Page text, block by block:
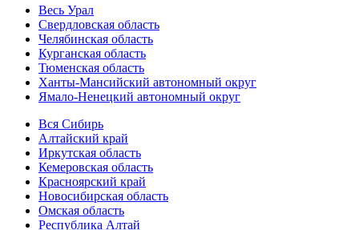
Весь Урал
Свердловская область
Челябинская область
Курганская область
Тюменская область
Ханты-Мансийский автономный округ
Ямало-Ненецкий автономный округ
Вся Сибирь
Алтайский край
Иркутская область
Кемеровская область
Красноярский край
Новосибирская область
Омская область
Республика Алтай